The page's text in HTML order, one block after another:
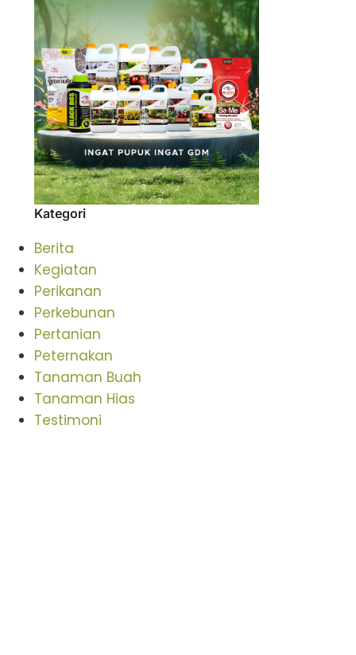
Kategori
Berita
Kegiatan
Perikanan
Perkebunan
Pertanian
Peternakan
Tanaman Buah
Tanaman Hias
Testimoni